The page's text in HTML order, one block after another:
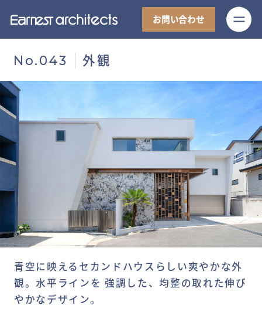
お問い合わせ
No.043 外観
青空に映えるセカンドハウスらしい爽やかな外
観。水平ラインを 強調した、均整の取れた伸び
やかなデザイン。